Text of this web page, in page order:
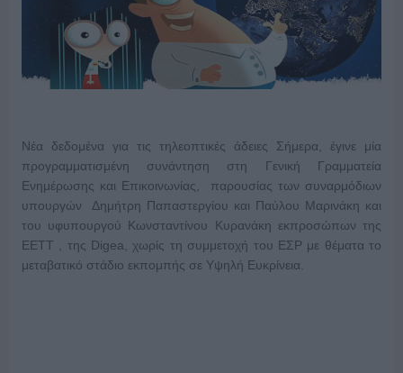
Νέα δεδομένα για τις τηλεοπτικές άδειες Σήμερα, έγινε μία
προγραμματισμένη συνάντηση στη Γενική Γραμματεία
Ενημέρωσης και Επικοινωνίας, παρουσίας των συναρμόδιων
υπουργών Δημήτρη Παπαστεργίου και Παύλου Μαρινάκη και
του υφυπουργού Κωνσταντίνου Κυρανάκη εκπροσώπων της
ΕΕΤΤ , της Digea, χωρίς τη συμμετοχή του ΕΣΡ με θέματα το
μεταβατικό στάδιο εκπομπής σε Υψηλή Ευκρίνεια.